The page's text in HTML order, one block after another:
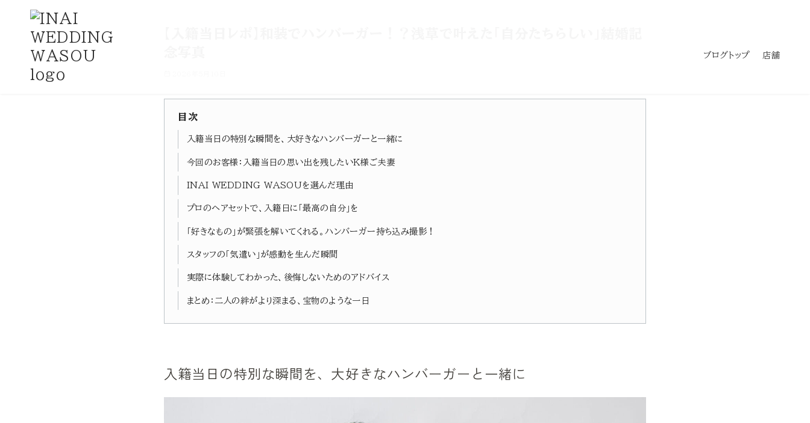
ブログトップ 店舗
目次
入籍当日の特別な瞬間を、大好きなハンバーガーと一緒に
今回のお客様：入籍当日の思い出を残したいK様ご夫妻
INAI WEDDING WASOUを選んだ理由
プロのヘアセットで、入籍日に「最高の自分」を
「好きなもの」が緊張を解いてくれる。ハンバーガー持ち込み撮影！
スタッフの「気遣い」が感動を生んだ瞬間
実際に体験してわかった、後悔しないためのアドバイス
まとめ：二人の絆がより深まる、宝物のような一日
入籍当日の特別な瞬間を、大好きなハンバーガーと一緒に